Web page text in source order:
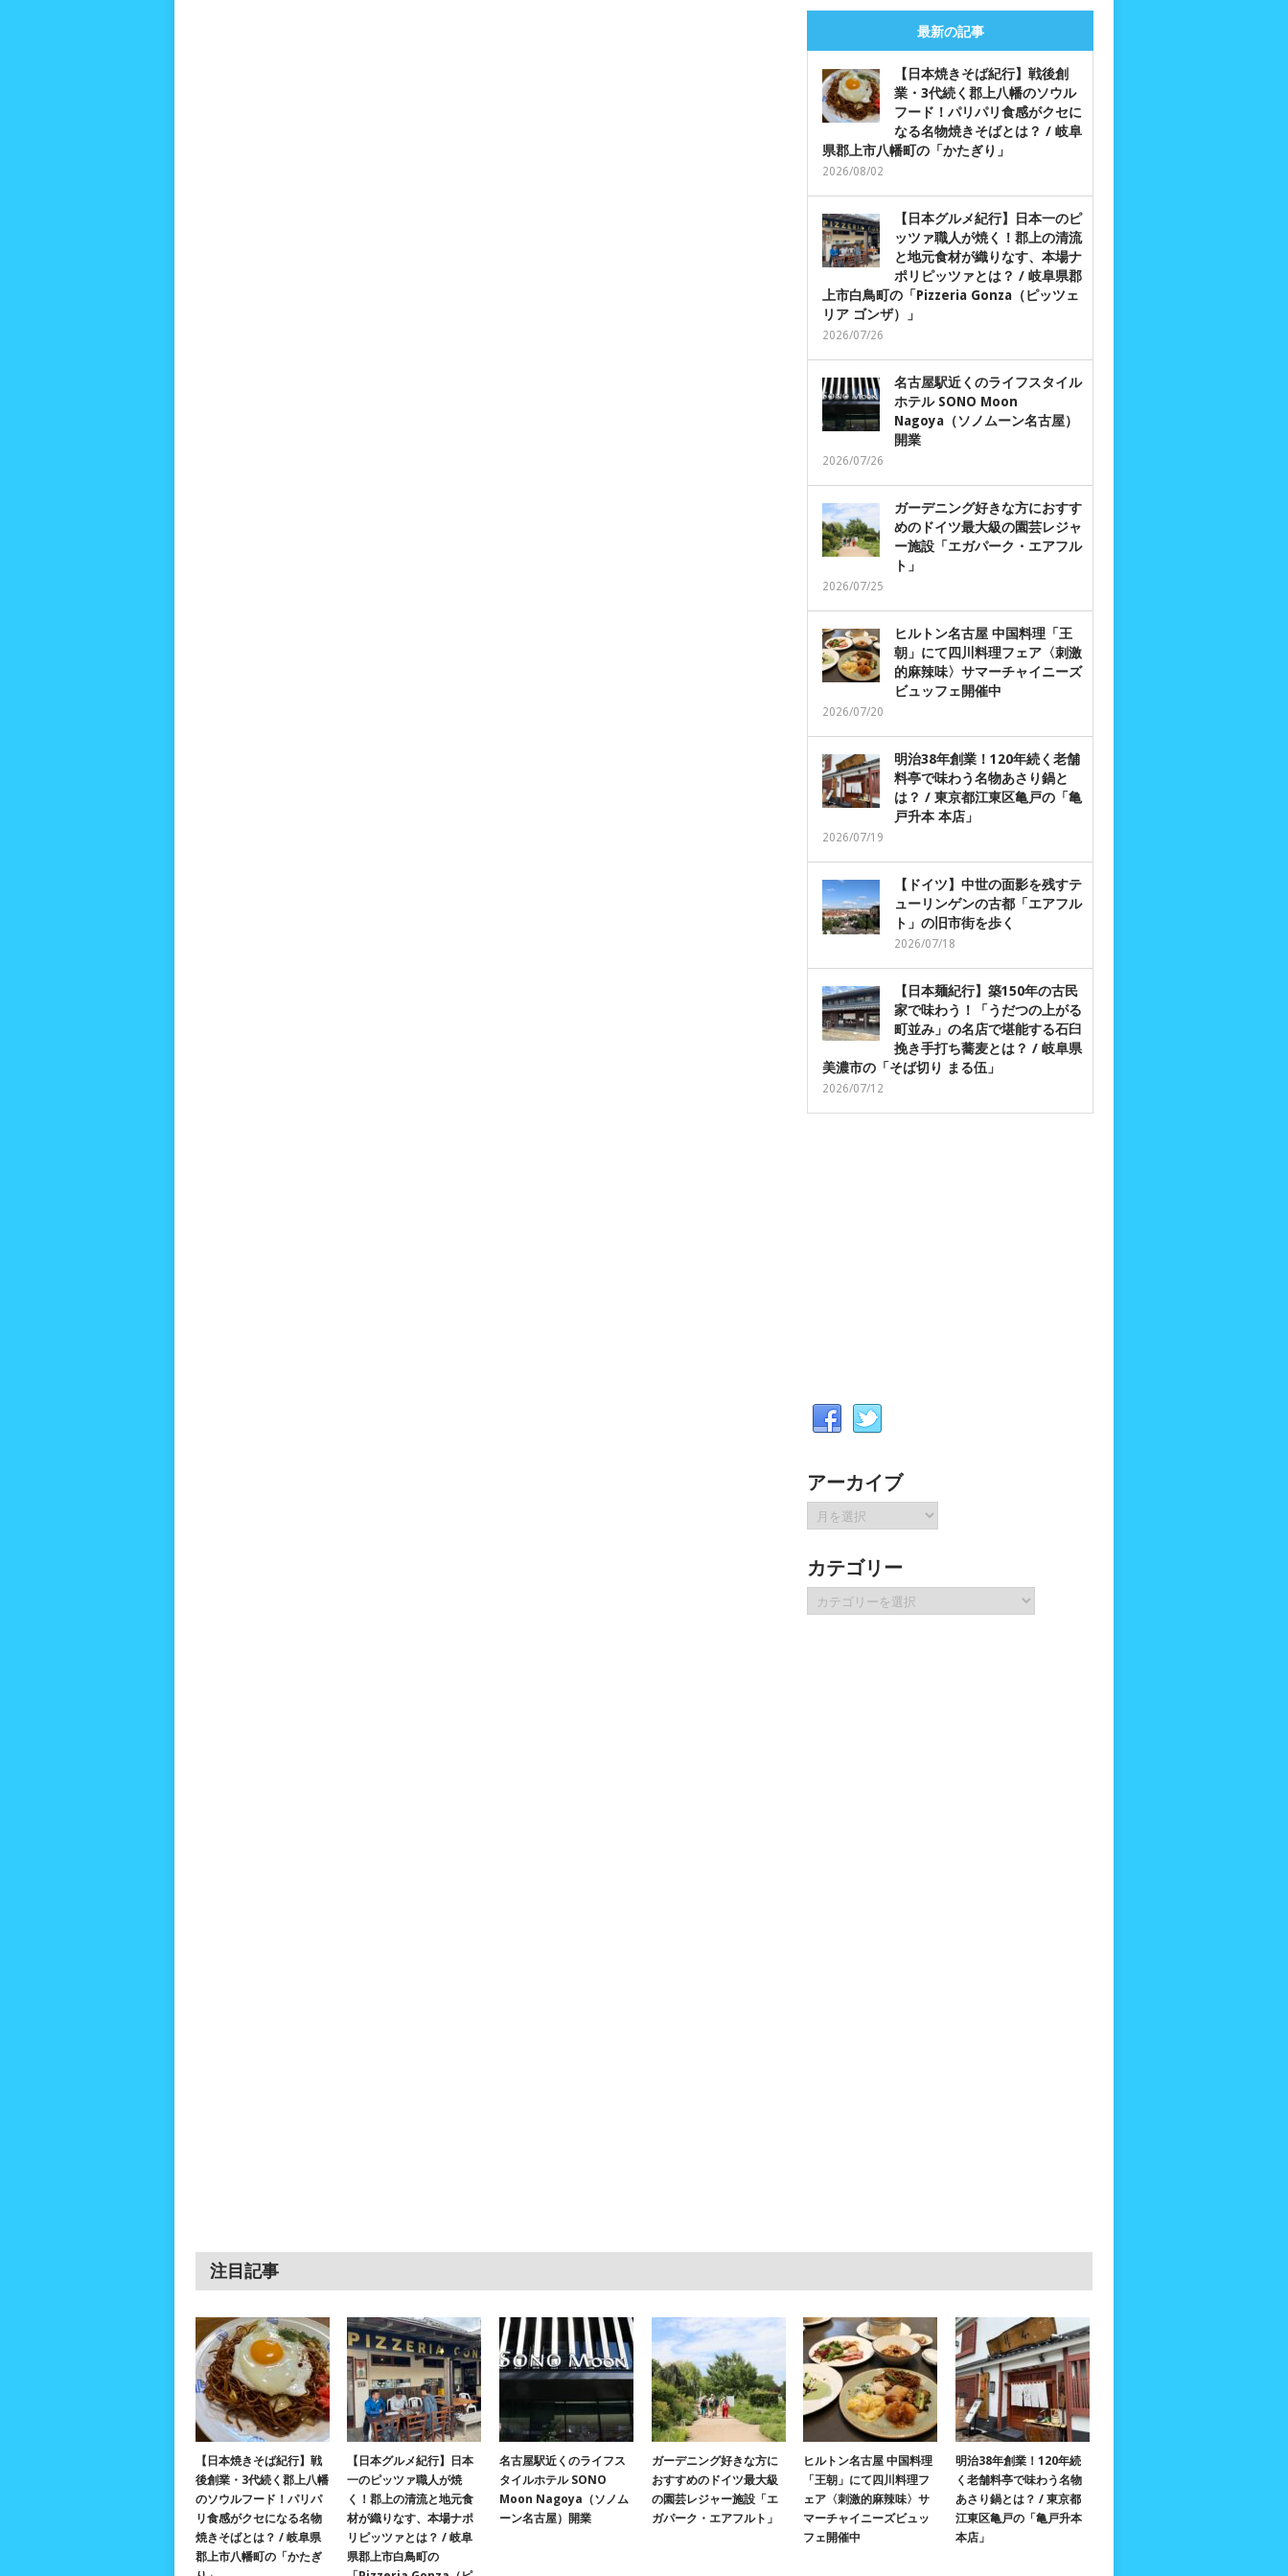
最新の記事
【日本焼きそば紀行】戦後創
業・3代続く郡上八幡のソウル
フード！パリパリ食感がクセに
なる名物焼きそばとは？ / 岐阜
県郡上市八幡町の「かたぎり」
2026/08/02
【日本グルメ紀行】日本一のピ
ッツァ職人が焼く！郡上の清流
と地元食材が織りなす、本場ナ
ポリピッツァとは？ / 岐阜県郡
上市白鳥町の「Pizzeria Gonza（ピッツェ
リア ゴンザ）」
2026/07/26
名古屋駅近くのライフスタイル
ホテル SONO Moon
Nagoya（ソノムーン名古屋）
開業
2026/07/26
ガーデニング好きな方におすす
めのドイツ最大級の園芸レジャ
ー施設「エガパーク・エアフル
ト」
2026/07/25
ヒルトン名古屋 中国料理「王
朝」にて四川料理フェア〈刺激
的麻辣味〉サマーチャイニーズ
ビュッフェ開催中
2026/07/20
明治38年創業！120年続く老舗
料亭で味わう名物あさり鍋と
は？ / 東京都江東区亀戸の「亀
戸升本 本店」
2026/07/19
【ドイツ】中世の面影を残すテ
ューリンゲンの古都「エアフル
ト」の旧市街を歩く
2026/07/18
【日本麺紀行】築150年の古民
家で味わう！「うだつの上がる
町並み」の名店で堪能する石臼
挽き手打ち蕎麦とは？ / 岐阜県
美濃市の「そば切り まる伍」
2026/07/12
アーカイブ
ア
ー
イ
ブ
カテゴリー
テ
注目記事
【日本焼きそば紀行】戦
後創業・3代続く郡上八幡
のソウルフード！パリパ
リ食感がクセになる名物
焼きそばとは？ / 岐阜県
郡上市八幡町の「かたぎ
【日本グルメ紀行】日本
一のピッツァ職人が焼
く！郡上の清流と地元食
材が織りなす、本場ナポ
リピッツァとは？ / 岐阜
県郡上市白鳥町の
名古屋駅近くのライフス
タイルホテル SONO
Moon Nagoya（ソノム
ーン名古屋）開業
ガーデニング好きな方に
おすすめのドイツ最大級
の園芸レジャー施設「エ
ガパーク・エアフルト」
ヒルトン名古屋 中国料理
「王朝」にて四川料理フ
ェア〈刺激的麻辣味〉サ
マーチャイニーズビュッ
フェ開催中
明治38年創業！120年続
く老舗料亭で味わう名物
あさり鍋とは？ / 東京都
江東区亀戸の「亀戸升本
本店」